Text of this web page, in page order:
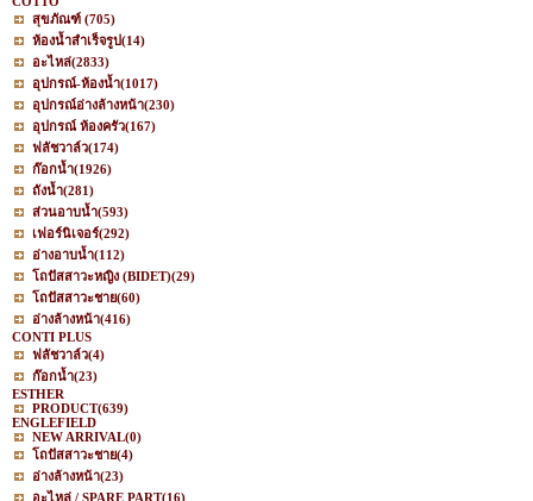
สุขภัณฑ์ (705)
ห้องน้ำสำเร็จรูป(14)
อะไหล่(2833)
อุปกรณ์-ห้องน้ำ(1017)
อุปกรณ์อ่างล้างหน้า(230)
อุปกรณ์ ห้องครัว(167)
ฟลัชวาล์ว(174)
ก๊อกน้ำ(1926)
ถังน้ำ(281)
ส่วนอาบน้ำ(593)
เฟอร์นิเจอร์(292)
อ่างอาบน้ำ(112)
โถปัสสาวะหญิง (BIDET)(29)
โถปัสสาวะชาย(60)
อ่างล้างหน้า(416)
CONTI PLUS
ฟลัชวาล์ว(4)
ก๊อกน้ำ(23)
ESTHER
PRODUCT(639)
ENGLEFIELD
NEW ARRIVAL(0)
โถปัสสาวะชาย(4)
อ่างล้างหน้า(23)
อะไหล่ / SPARE PART(16)